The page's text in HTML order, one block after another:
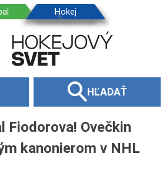
HĽADAŤ
Fiodorova! Ovečkin
kanonierom v NHL